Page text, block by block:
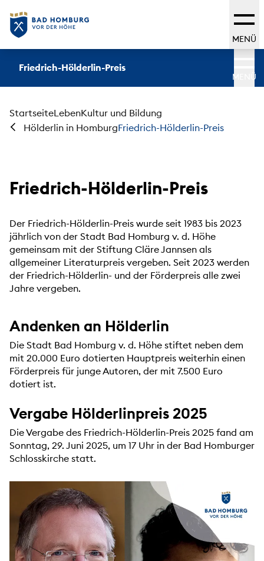
MENÜ
Friedrich-Hölderlin-Preis
MENÜ
StartseiteLebenKultur und Bildung
Hölderlin in HomburgFriedrich-Hölderlin-Preis
Friedrich-Hölderlin-Preis
Der Friedrich-Hölderlin-Preis wurde seit 1983 bis 2023
jährlich von der Stadt Bad Homburg v. d. Höhe
gemeinsam mit der Stiftung Cläre Jannsen als
allgemeiner Literaturpreis vergeben. Seit 2023 werden
der Friedrich-Hölderlin- und der Förderpreis alle zwei
Jahre vergeben.
Andenken an Hölderlin
Die Stadt Bad Homburg v. d. Höhe stiftet neben dem
mit 20.000 Euro dotierten Hauptpreis weiterhin einen
Förderpreis für junge Autoren, der mit 7.500 Euro
dotiert ist.
Vergabe Hölderlinpreis 2025
Die Vergabe des Friedrich-Hölderlin-Preis 2025 fand am
Sonntag, 29. Juni 2025, um 17 Uhr in der Bad Homburger
Schlosskirche statt.